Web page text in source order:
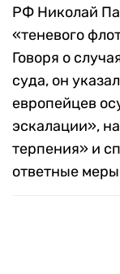
РФ Николай
«теневого
Говоря о
суда, он
европейцев
эскалации»,
терпения» и
ответные